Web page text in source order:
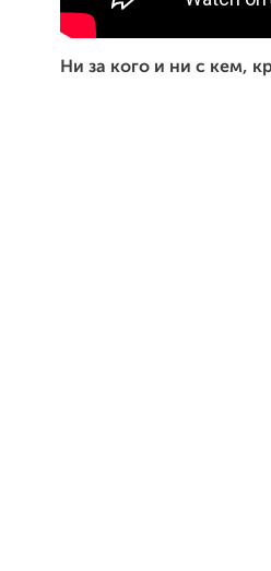
Ни за кого и ни с кем,